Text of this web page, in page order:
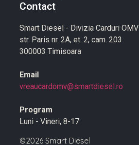
Contact
Smart Diesel - Divizia Carduri OMV
str. Paris nr. 2A, et. 2, cam. 203
300003 Timisoara
Email
vreaucardomv@smartdiesel.ro
Program
Luni - Vineri, 8-17
©2026 Smart Diesel